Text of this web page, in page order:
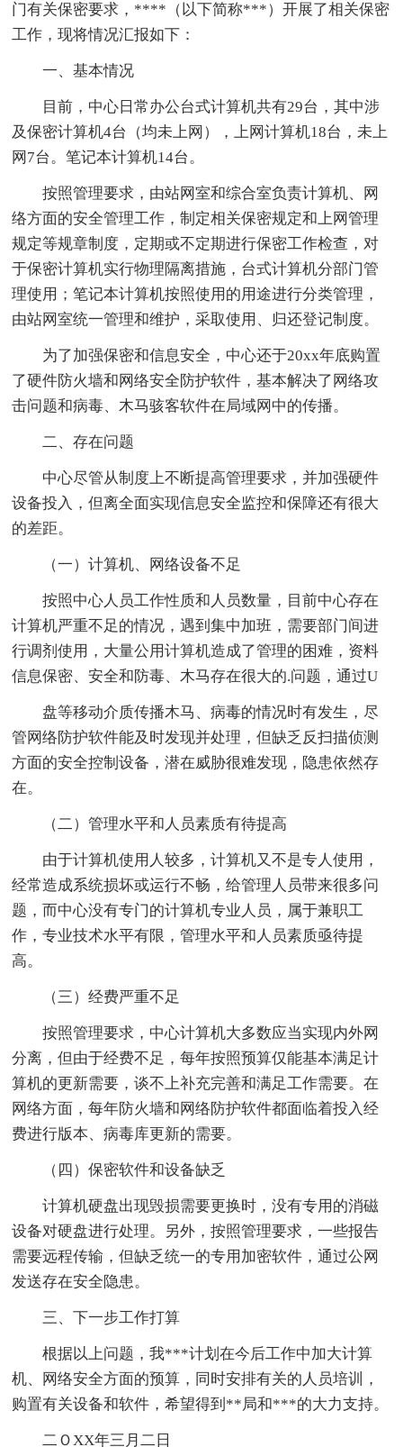
门有关保密要求，****（以下简称***）开展了相关保密
工作，现将情况汇报如下：
一、基本情况
目前，中心日常办公台式计算机共有29台，其中涉
及保密计算机4台（均未上网），上网计算机18台，未上
网7台。笔记本计算机14台。
按照管理要求，由站网室和综合室负责计算机、网
络方面的安全管理工作，制定相关保密规定和上网管理
规定等规章制度，定期或不定期进行保密工作检查，对
于保密计算机实行物理隔离措施，台式计算机分部门管
理使用；笔记本计算机按照使用的用途进行分类管理，
由站网室统一管理和维护，采取使用、归还登记制度。
为了加强保密和信息安全，中心还于20xx年底购置
了硬件防火墙和网络安全防护软件，基本解决了网络攻
击问题和病毒、木马骇客软件在局域网中的传播。
二、存在问题
中心尽管从制度上不断提高管理要求，并加强硬件
设备投入，但离全面实现信息安全监控和保障还有很大
的差距。
（一）计算机、网络设备不足
按照中心人员工作性质和人员数量，目前中心存在
计算机严重不足的情况，遇到集中加班，需要部门间进
行调剂使用，大量公用计算机造成了管理的困难，资料
信息保密、安全和防毒、木马存在很大的.问题，通过U
盘等移动介质传播木马、病毒的情况时有发生，尽
管网络防护软件能及时发现并处理，但缺乏反扫描侦测
方面的安全控制设备，潜在威胁很难发现，隐患依然存
在。
（二）管理水平和人员素质有待提高
由于计算机使用人较多，计算机又不是专人使用，
经常造成系统损坏或运行不畅，给管理人员带来很多问
题，而中心没有专门的计算机专业人员，属于兼职工
作，专业技术水平有限，管理水平和人员素质亟待提
高。
（三）经费严重不足
按照管理要求，中心计算机大多数应当实现内外网
分离，但由于经费不足，每年按照预算仅能基本满足计
算机的更新需要，谈不上补充完善和满足工作需要。在
网络方面，每年防火墙和网络防护软件都面临着投入经
费进行版本、病毒库更新的需要。
（四）保密软件和设备缺乏
计算机硬盘出现毁损需要更换时，没有专用的消磁
设备对硬盘进行处理。另外，按照管理要求，一些报告
需要远程传输，但缺乏统一的专用加密软件，通过公网
发送存在安全隐患。
三、下一步工作打算
根据以上问题，我***计划在今后工作中加大计算
机、网络安全方面的预算，同时安排有关的人员培训，
购置有关设备和软件，希望得到**局和***的大力支持。
二ＯXX年三月二日